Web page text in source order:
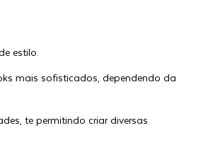
estilo.
mais sofisticados, dependendo da
te permitindo criar diversas